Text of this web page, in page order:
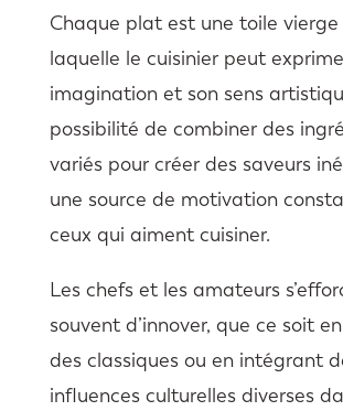
Chaque plat est une toile vierge
laquelle le cuisinier peut
imagination et son sens
possibilité de combiner des
variés pour créer des saveurs
une source de motivation
ceux qui aiment cuisiner.
Les chefs et les amateurs
souvent d’innover, que ce soit
des classiques ou en intégrant
influences culturelles diverses